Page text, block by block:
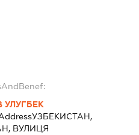
УЗБЕКИСТАН,
ВУЛИЦЯ